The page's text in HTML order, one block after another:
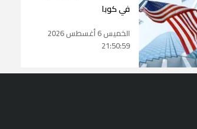
في كوبا
الخميس 6 أغسطس 2026
21:50:59